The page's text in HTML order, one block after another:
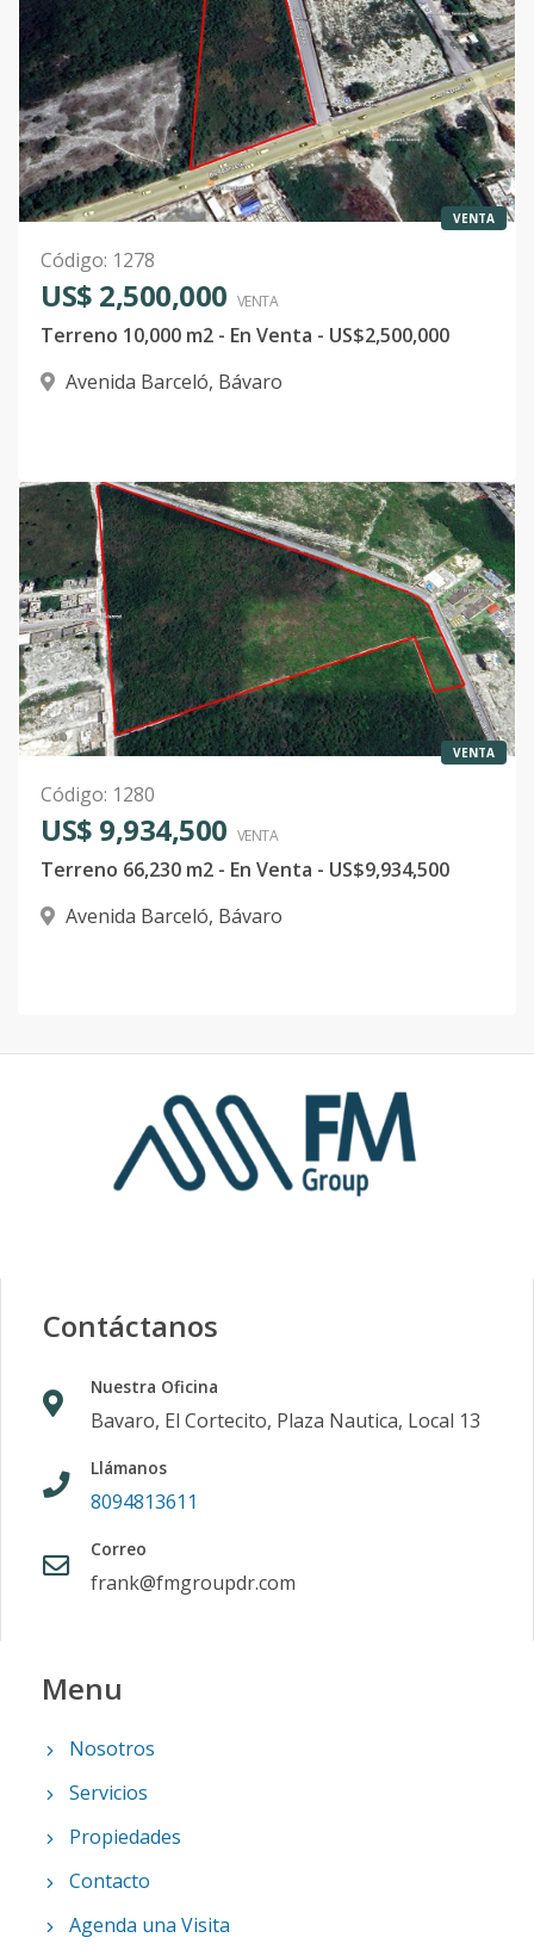
VENTA
Código: 1278
US$ 2,500,000 VENTA
Terreno 10,000 m2 - En Venta - US$2,500,000
Avenida Barceló, Bávaro
VENTA
Código: 1280
US$ 9,934,500 VENTA
Terreno 66,230 m2 - En Venta - US$9,934,500
Avenida Barceló, Bávaro
Contáctanos
Nuestra Oficina
Bavaro, El Cortecito, Plaza Nautica, Local 13
Llámanos
8094813611
Correo
frank@fmgroupdr.com
Menu
Nosotros
Servicios
Propiedades
Contacto
Agenda una Visita